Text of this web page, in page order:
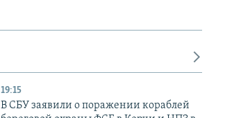
19:15
В СБУ заявили о поражении кораблей